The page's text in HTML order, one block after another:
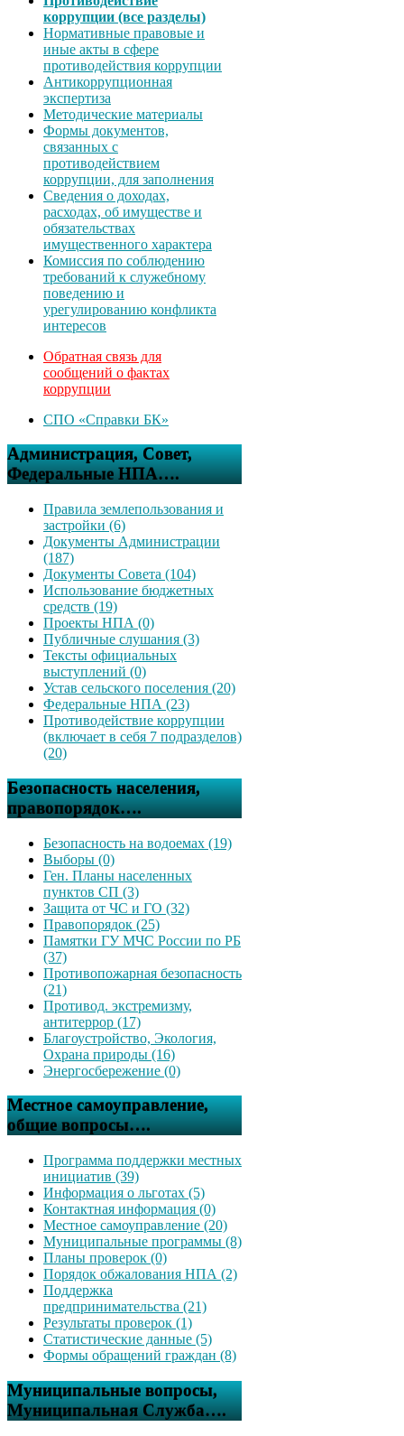
коррупции (все разделы)
Нормативные правовые и
иные акты в сфере
противодействия коррупции
Антикоррупционная
экспертиза
Методические материалы
Формы документов,
связанных с
противодействием
коррупции, для заполнения
Сведения о доходах,
расходах, об имуществе и
обязательствах
имущественного характера
Комиссия по соблюдению
требований к служебному
поведению и
урегулированию конфликта
интересов
Обратная связь для
сообщений о фактах
коррупции
СПО «Справки БК»
Администрация, Совет,
Федеральные НПА….
Правила землепользования и
застройки (6)
Документы Администрации
(187)
Документы Совета (104)
Использование бюджетных
средств (19)
Проекты НПА (0)
Публичные слушания (3)
Тексты официальных
выступлений (0)
Устав сельского поселения (20)
Федеральные НПА (23)
Противодействие коррупции
(включает в себя 7 подразделов)
(20)
Безопасность населения,
правопорядок….
Безопасность на водоемах (19)
Выборы (0)
Ген. Планы населенных
пунктов СП (3)
Защита от ЧС и ГО (32)
Правопорядок (25)
Памятки ГУ МЧС России по РБ
(37)
Противопожарная безопасность
(21)
Противод. экстремизму,
антитеррор (17)
Благоустройство, Экология,
Охрана природы (16)
Энергосбережение (0)
Местное самоуправление,
общие вопросы….
Программа поддержки местных
инициатив (39)
Информация о льготах (5)
Контактная информация (0)
Местное самоуправление (20)
Муниципальные программы (8)
Планы проверок (0)
Порядок обжалования НПА (2)
Поддержка
предпринимательства (21)
Результаты проверок (1)
Статистические данные (5)
Формы обращений граждан (8)
Муниципальные вопросы,
Муниципальная Служба….